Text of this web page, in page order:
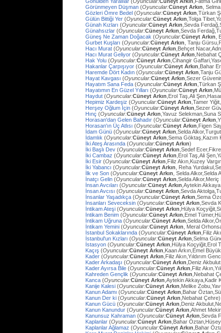
Görünmeyen Düşman (Oyuncular:Cüneyt Arkın ,
Gözleri Ömre Bedel (Oyuncular:Cüneyt Arkın ,Türkan
Gülün Bittiği Yer (Oyuncular:Cüneyt Arkın ,Tolga
Günah Kızları (Oyuncular:Cüneyt Arkın ,Sevda
Günahsızlar (Oyuncular:Cüneyt Arkın ,Sevda
Güneş Ne Zaman Doğacak (Oyuncular:Cüneyt Arkın ,
Gurbet Kuşları (Oyuncular:Cüneyt Arkın , Tanju
Hacı Murat (Oyuncular:Cüneyt Arkın ,Behçet
Hacı Murat Geliyor (Oyuncular:Cüneyt Arkın ,Nebahat
Hak Yolu (Oyuncular:Cüneyt Arkın ,Cihangir
Hakanlar Çarpışıyor (Oyuncular:Cüneyt Arkın ,Bahar
Haremde Dört Kadın (Oyuncular:Cüneyt Arkın ,Tanju
Hayat Kavgası (Oyuncular:Cüneyt Arkın ,Sezer
Hayatım Sana Feda (Oyuncular:Cüneyt Arkın ,Türkan
Hayatımın En Güzel Yılları (Oyuncular:Cüneyt Arkın
Haydut (Oyuncular:Cüneyt Arkın ,Erol Taş,Ali
Hepimiz Kardeşiz (Oyuncular:Cüneyt Arkın ,Tamer
Herşey Oğlum İçin (Oyuncular:Cüneyt Arkın ,Sezer
Hınç (Oyuncular:Cüneyt Arkın ,Yavuz Selekman,Suna
Horasan'dan Gelen Bahadır (Oyuncular:Cüneyt Arkın
Horasan'ın Üç Atlısı (Oyuncular:Cüneyt Arkın ,Figen
İdam Günü (Oyuncular:Cüneyt Arkın ,Selda
İdamlık (Oyuncular:Cüneyt Arkın ,Sema
İki Ateş Arasında (Oyuncular:Cüneyt Arkın)
İki Başlı Dev (Oyuncular:Cüneyt Arkın ,Sedef
İki Cambaz (Oyuncular:Cüneyt Arkın ,Erol Taş,Ali
İki Esir (Oyuncular:Cüneyt Arkın ,Filiz Akın,Kuzey
İki Yabancı (Oyuncular:Cüneyt Arkın , Reha
İlk ve Son (Oyuncular:Cüneyt Arkın , Selda Alkor,Selda
İnatçı Gelin (Oyuncular:Cüneyt Arkın ,Selda
İnsan Avcıları (Oyuncular:Cüneyt Arkın ,Aytekin
İnsan Avcısı (Oyuncular:Cüneyt Arkın ,Sevda
İnsanlar Yaşadıkça (Oyuncular:Cüneyt Arkın ,Sema
İnsanları Seveceksin (Oyuncular:Cüneyt Arkın ,Sevda
İntikam Ateşi (Oyuncular:Cüneyt Arkın ,Hülya
İntikam Benim (Oyuncular:Cüneyt Arkın ,Emel
İntikam Uğruna (Oyuncular:Cüneyt Arkın ,Selda
İntikam Yemini (Oyuncular:Cüneyt Arkın , Meral
İstanbul Sokaklarında (Oyuncular:Cüneyt Arkın ,Filiz
İstanbul'un Kızları (Oyuncular:Cüneyt Arkın ,Selma
İstasyon (Oyuncular:Cüneyt Arkın ,Hülya Koçyiğit,Erol
Kaçış (Oyuncular:Cüneyt Arkın ,Kaan Arkın,Emel
Kader (Oyuncular:Cüneyt Arkın ,Filiz Akın,Yıldırım
Kader Arkadaşı (Oyuncular:Cüneyt Arkın ,Deniz
Kader Ayırsa Bile (Oyuncular:Cüneyt Arkın ,Filiz
Kahreden Gençlik (Oyuncular:Cüneyt Arkın ,Nebahat
Kanca (Oyuncular:Cüneyt Arkın ,Aytekin Akkaya,Kadir
Kanije Kalesi (Oyuncular:Cüneyt Arkın ,Melike
Kanun Adamı (Oyuncular:Cüneyt Arkın ,Bahar
Kanun Der ki (Oyuncular:Cüneyt Arkın ,Nebahat Çehre)
Kanun Gücü (Oyuncular:Cüneyt Arkın ,Deniz
Kanun Kanundur (Oyuncular:Cüneyt Arkın ,Ahmet
Kanunsuz Kahraman (Oyuncular:Cüneyt Arkın ,Sevda
Kaplanlar (Oyuncular:Cüneyt Arkın ,Bahar
Kaplanlar Ağlamaz (Oyuncular:Cüneyt Arkın ,Bahar